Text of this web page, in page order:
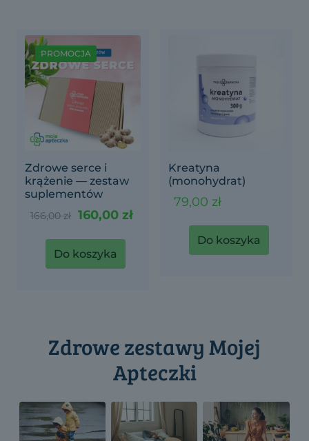
stronie
produktu
PROMOCJA
Zdrowe serce i
krążenie — zestaw
suplementów
166,00zł Pierwotna
wynosiła:
166,00 zł.
160,00 złAktualna
Do koszyka
Kreatyna
(monohydrat)
79,00 zł
Do koszyka
Zdrowe zestawy Mojej
Apteczki